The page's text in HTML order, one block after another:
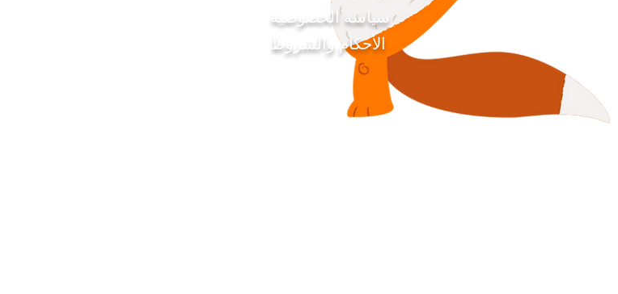
سياسة الخصوصية
الأحكام والشروط